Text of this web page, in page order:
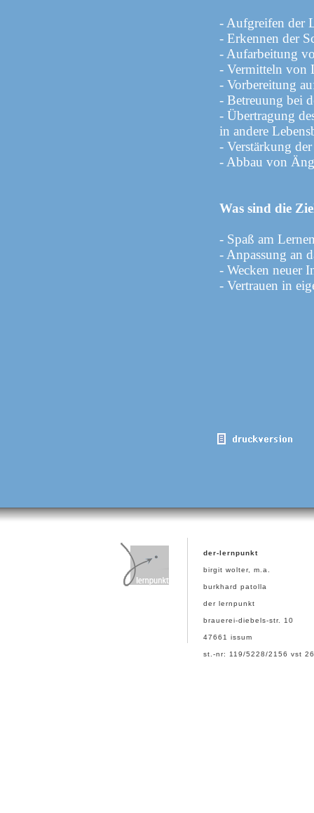
- Aufgreifen der
- Erkennen der
- Aufarbeitung
- Vermitteln von
- Vorbereitung
- Betreuung bei
- Übertragung
in andere
- Verstärkung
- Abbau von
Was sind die
- Spaß am
- Anpassung an
- Wecken neuer
- Vertrauen in
der-lernpunkt
birgit wolter, m.a.
burkhard patolla
der lernpunkt
brauerei-diebels-str. 10
47661 issum
st.-nr: 119/5228/2156 vst 26